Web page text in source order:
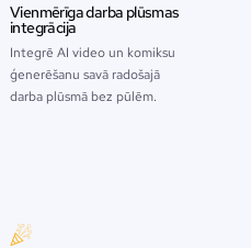
Vienmērīga darba plūsmas
integrācija
Integrē AI video un komiksu
ģenerēšanu savā radošajā
darba plūsmā bez pūlēm.